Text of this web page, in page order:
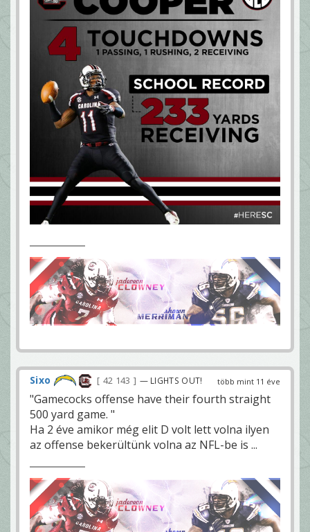
több mint 11 éve
Sixo 42 143 — LIGHTS OUT!
"Gamecocks offense have their fourth straight
500 yard game. "
Ha 2 éve amikor még elit D volt lett volna ilyen
az offense bekerültünk volna az NFL-be is ...